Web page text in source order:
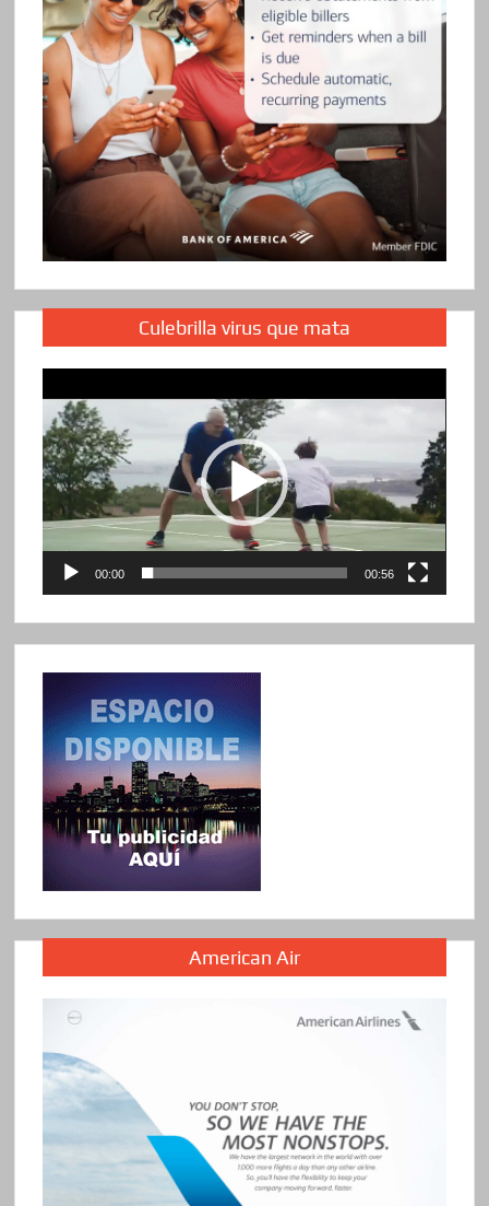
Culebrilla virus que mata
de
vídeo
00:00 00:56
American Air